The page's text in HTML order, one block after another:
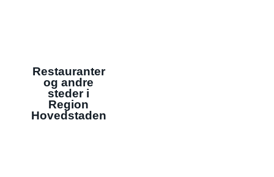
Restauranter
og andre
steder i
Region
Hovedstaden